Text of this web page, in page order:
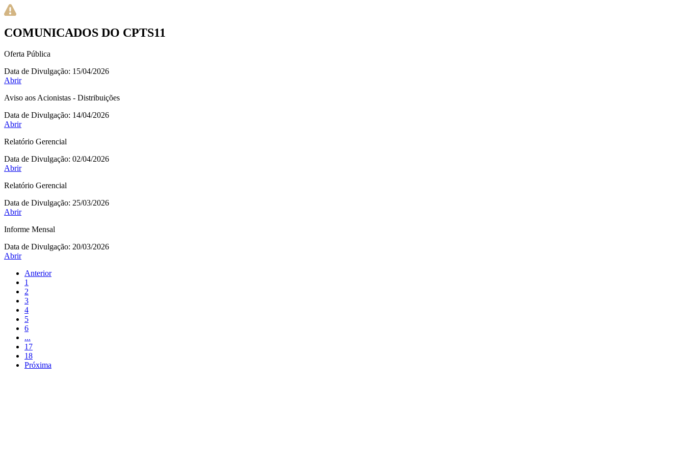
COMUNICADOS DO CPTS11
Oferta Pública
Data de Divulgação: 15/04/2026
Abrir
Aviso aos Acionistas - Distribuições
Data de Divulgação: 14/04/2026
Abrir
Relatório Gerencial
Data de Divulgação: 02/04/2026
Abrir
Relatório Gerencial
Data de Divulgação: 25/03/2026
Abrir
Informe Mensal
Data de Divulgação: 20/03/2026
Abrir
Anterior
1
2
3
4
5
6
...
17
18
Próxima